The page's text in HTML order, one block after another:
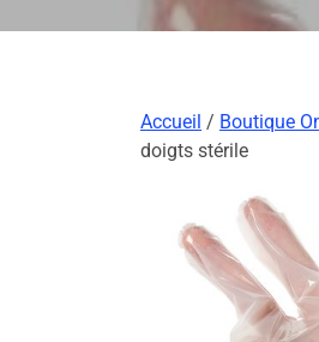
Accueil / Boutique
doigts stérile